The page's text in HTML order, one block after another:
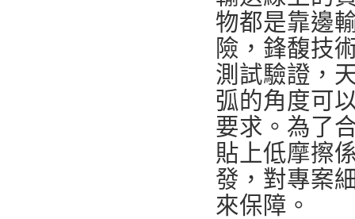
物都是靠邊
險，鋒馥技
測試驗證，
弧的角度可
要求。為了
貼上低摩擦
發，對專案
來保障。